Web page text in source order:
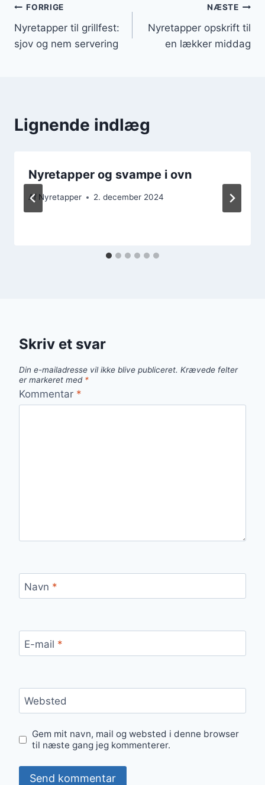
Indlægsnavigation
FORRIGE
Nyretapper til grillfest:
sjov og nem servering
NÆSTE
Nyretapper opskrift til
en lækker middag
Lignende indlæg
Nyretapper og svampe i ovn
Af Nyretapper 2. december 2024
Skriv et svar
Din e-mailadresse vil ikke blive publiceret. Krævede felter
er markeret med *
Kommentar *
Navn *
E-mail *
Websted
Gem mit navn, mail og websted i denne browser
til næste gang jeg kommenterer.